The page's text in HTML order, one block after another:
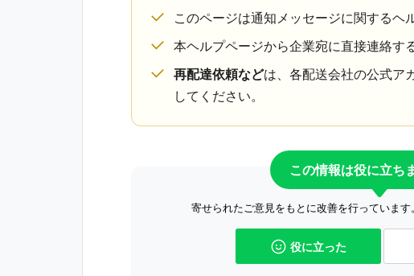
このページは通知メッセージに関するヘ
本ヘルプページから企業宛に直接連絡す
再配達依頼などは、各配送会社の公式ア
してください。
この情報は役に立ち
寄せられたご意見をもとに改善を行っています
役に立った